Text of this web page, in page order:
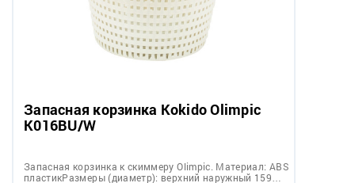
Запасная корзинка Kokido Olimpic
K016BU/W
Запасная корзинка к скиммеру Olimpic. Материал: ABS
пластикРазмеры (диаметр): верхний наружный 159…